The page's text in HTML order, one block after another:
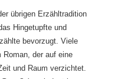
übrigen Erzähltradition
Hingetupfte und
bevorzugt. Viele
Roman, der auf eine
und Raum verzichtet.